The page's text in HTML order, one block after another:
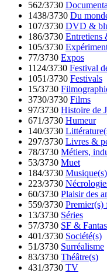
562/3730
1438/3730 Du
107/3730 DVD &
186/3730 Entretiens
105/3730
77/3730 Expos
1124/3730 Festival
1051/3730 Festivals
15/3730
3730/3730 Films
97/3730 Histoire de
671/3730 Humeur
140/3730
297/3730 Livres &
78/3730 Métiers,
53/3730 Muet
184/3730
223/3730
60/3730 Plaisir des
559/3730 Premier(s)
13/3730 Séries
57/3730 SF &
401/3730 Société(s)
51/3730 Surréalisme
83/3730 Théâtre(s)
431/3730 TV